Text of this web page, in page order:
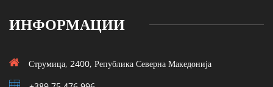
ИНФОРМАЦИИ
Струмица, 2400, Република Северна Македонија